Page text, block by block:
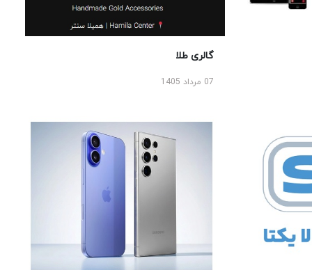
گالری طلا
07 مرداد 1405